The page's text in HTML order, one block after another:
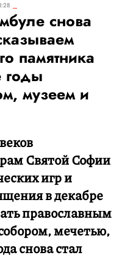
снова
памятника
годы
музеем и
Святой Софии
игр и
в декабре
православным
мечетью,
снова стал